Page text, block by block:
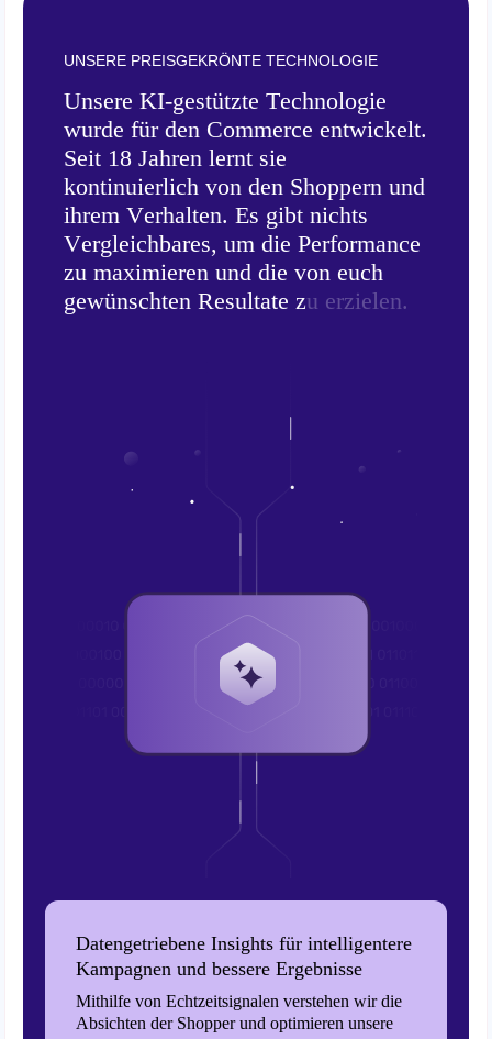
UNSERE PREISGEKRÖNTE TECHNOLOGIE
Unsere KI-gestützte Technologie
wurde für den Commerce entwickelt.
Seit 18 Jahren lernt sie
kontinuierlich von den Shoppern und
ihrem Verhalten. Es gibt nichts
Vergleichbares, um die Performance
zu maximieren und die von euch
gewünschten Resultate zu erzielen.
Datengetriebene Insights für intelligentere
Kampagnen und bessere Ergebnisse
Mithilfe von Echtzeitsignalen verstehen wir die
Absichten der Shopper und optimieren unsere